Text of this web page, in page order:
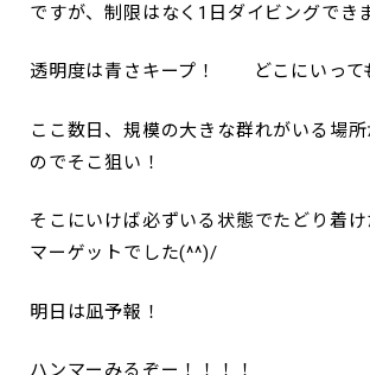
ですが、制限はなく1日ダイビングでき
透明度は青さキープ！ どこにいって
ここ数日、規模の大きな群れがいる場所
のでそこ狙い！
そこにいけば必ずいる状態でたどり着
マーゲットでした(^^)/
明日は凪予報！
ハンマーみるぞー！！！！